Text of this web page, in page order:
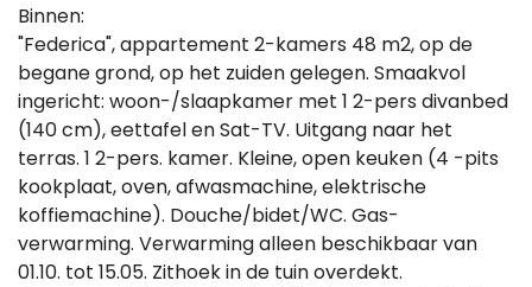
Binnen:
"Federica", appartement 2-kamers 48 m2, op de
begane grond, op het zuiden gelegen. Smaakvol
ingericht: woon-/slaapkamer met 1 2-pers divanbed
(140 cm), eettafel en Sat-TV. Uitgang naar het
terras. 1 2-pers. kamer. Kleine, open keuken (4 -pits
kookplaat, oven, afwasmachine, elektrische
koffiemachine). Douche/bidet/WC. Gas-
verwarming. Verwarming alleen beschikbaar van
01.10. tot 15.05. Zithoek in de tuin overdekt.